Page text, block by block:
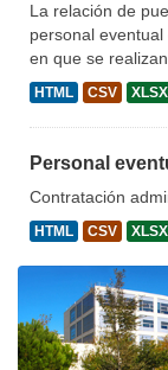
La relación de
personal
en que se realizan.
HTML CSV XLSX
Personal
Contratación
HTML CSV XLSX